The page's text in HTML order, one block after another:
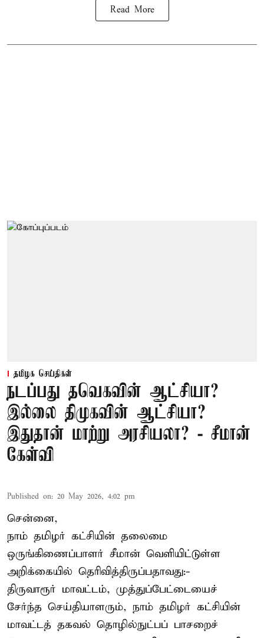
Read More
தமிழக செய்திகள்
நடப்பது தவெகவின் ஆட்சியா?
இல்லை திமுகவின் ஆட்சியா?
இதுதான் மாற்று அரசியலா? - சீமான்
கேள்வி
Published on: 20 May 2026, 4:02 pm
சென்னை,
நாம் தமிழர் கட்சியின் தலைமை
ஒருங்கிணைப்பாளர் சீமான் வெளியிட்டுள்ள
அறிக்கையில் தெரிவித்திருப்பதாவது:-
திருவாரூர் மாவட்டம், முத்துப்பேட்டையைச்
சேர்ந்த செய்தியாளரும், நாம் தமிழர் கட்சியின்
மாவட்டத் தகவல் தொழில்நுட்பப் பாசறைச்